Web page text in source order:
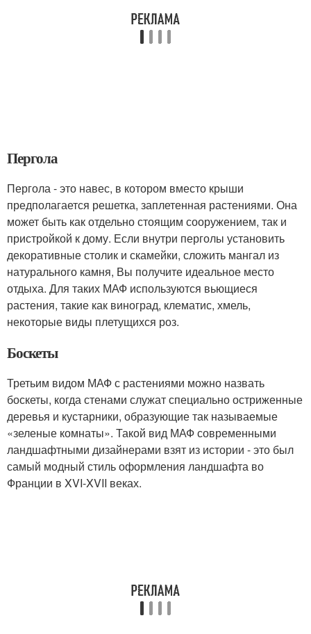
Пергола
Пергола - это навес, в котором вместо крыши
предполагается решетка, заплетенная растениями. Она
может быть как отдельно стоящим сооружением, так и
пристройкой к дому. Если внутри перголы установить
декоративные столик и скамейки, сложить мангал из
натурального камня, Вы получите идеальное место
отдыха. Для таких МАФ используются вьющиеся
растения, такие как виноград, клематис, хмель,
некоторые виды плетущихся роз.
Боскеты
Третьим видом МАФ с растениями можно назвать
боскеты, когда стенами служат специально остриженные
деревья и кустарники, образующие так называемые
«зеленые комнаты». Такой вид МАФ современными
ландшафтными дизайнерами взят из истории - это был
самый модный стиль оформления ландшафта во
Франции в XVI-XVII веках.